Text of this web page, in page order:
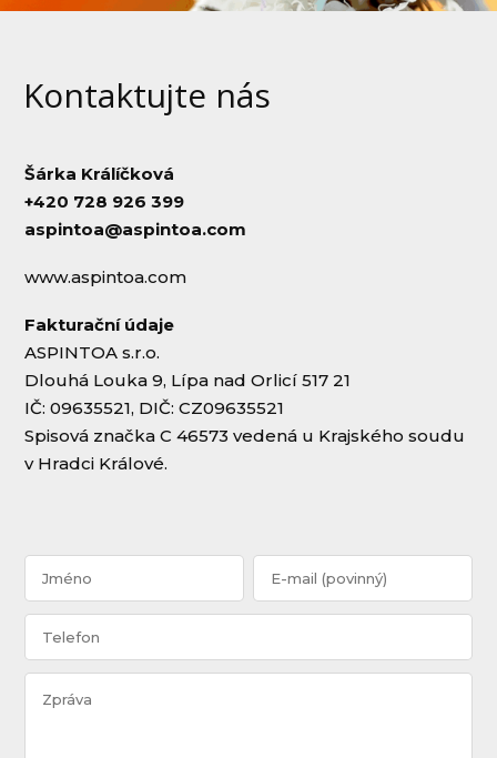
Kontaktujte nás
Šárka Králíčková
+420 728 926 399
aspintoa@aspintoa.com
www.aspintoa.com
Fakturační údaje
ASPINTOA s.r.o.
Dlouhá Louka 9, Lípa nad Orlicí 517 21
IČ: 09635521, DIČ: CZ09635521
Spisová značka C 46573 vedená u Krajského soudu
v Hradci Králové.